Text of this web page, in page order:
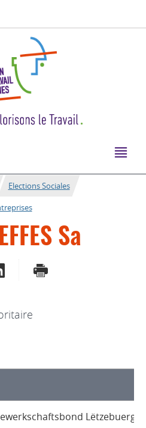
Elections Sociales
Sa
SUR TWITTER
PARTAGER SUR LINKEDIN
IMPRIMER